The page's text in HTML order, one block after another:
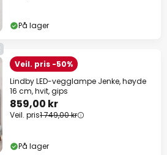
På lager
Veil. pris -50%
Lindby LED-vegglampe Jenke, høyde
16 cm, hvit, gips
859,00 kr
Veil. pris1 749,00 kr
På lager